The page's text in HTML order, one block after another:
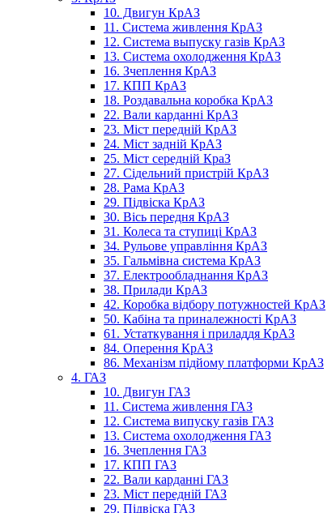
10. Двигун КрАЗ
11. Система живлення КрАЗ
12. Система выпуску газів КрАЗ
13. Система охолодження КрАЗ
16. Зчеплення КрАЗ
17. КПП КрАЗ
18. Роздавальна коробка КрАЗ
22. Вали карданні КрАЗ
23. Міст передній КрАЗ
24. Міст задній КрАЗ
25. Міст середній КраЗ
27. Сідельний пристрій КрАЗ
28. Рама КрАЗ
29. Підвіска КрАЗ
30. Вісь передня КрАЗ
31. Колеса та ступиці КрАЗ
34. Рульове управління КрАЗ
35. Гальмівна система КрАЗ
37. Електрообладнання КрАЗ
38. Прилади КрАЗ
42. Коробка відбору потужностей КрАЗ
50. Кабіна та приналежності КрАЗ
61. Устаткування і приладдя КрАЗ
84. Оперення КрАЗ
86. Механізм підйому платформи КрАЗ
4. ГАЗ
10. Двигун ГАЗ
11. Система живлення ГАЗ
12. Система випуску газів ГАЗ
13. Система охолодження ГАЗ
16. Зчеплення ГАЗ
17. КПП ГАЗ
22. Вали карданні ГАЗ
23. Міст передній ГАЗ
29. Підвіска ГАЗ